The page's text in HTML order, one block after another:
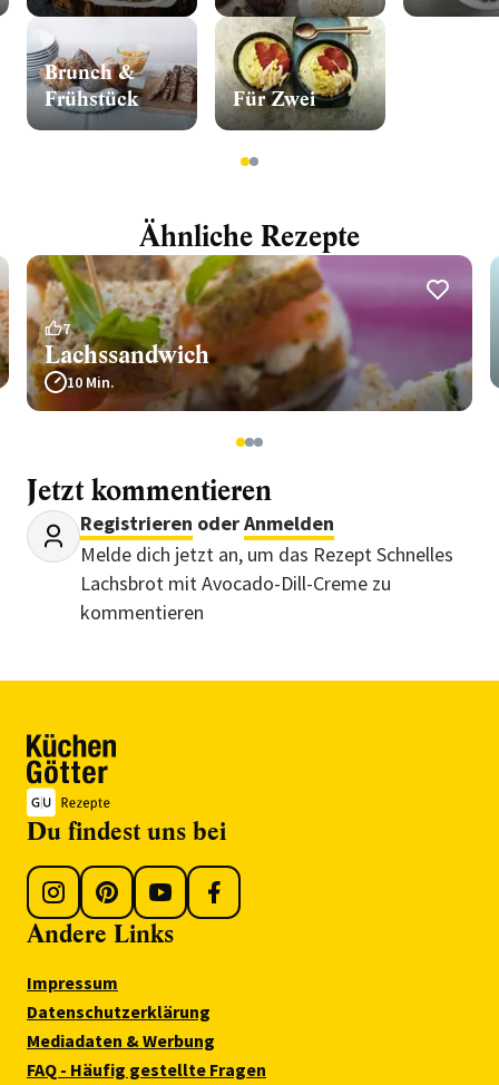
Brunch &
Frühstück
Für Zwei
12
Ähnliche Rezepte
7
Lachssandwich
10 Min.
123
Jetzt kommentieren
Registrieren oderAnmelden
Melde dich jetzt an, um das Rezept Schnelles
Lachsbrot mit Avocado-Dill-Creme zu
kommentieren
Du findest uns bei
Andere Links
Impressum
Datenschutzerklärung
Mediadaten & Werbung
FAQ - Häufig gestellte Fragen